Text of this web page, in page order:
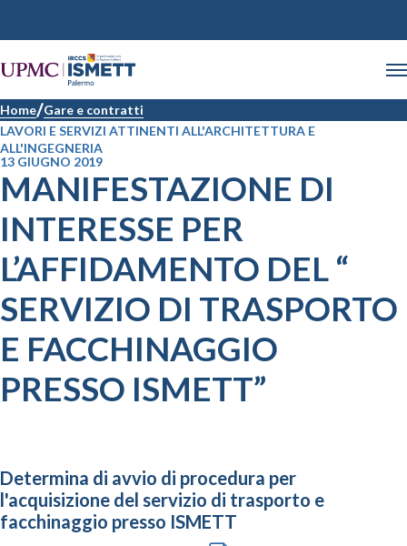
Home Gare e contratti
LAVORI E SERVIZI ATTINENTI ALL'ARCHITETTURA E
ALL'INGEGNERIA
13 GIUGNO 2019
MANIFESTAZIONE DI
INTERESSE PER
L’AFFIDAMENTO DEL “
SERVIZIO DI TRASPORTO
E FACCHINAGGIO
PRESSO ISMETT”
Determina di avvio di procedura per
l'acquisizione del servizio di trasporto e
facchinaggio presso ISMETT